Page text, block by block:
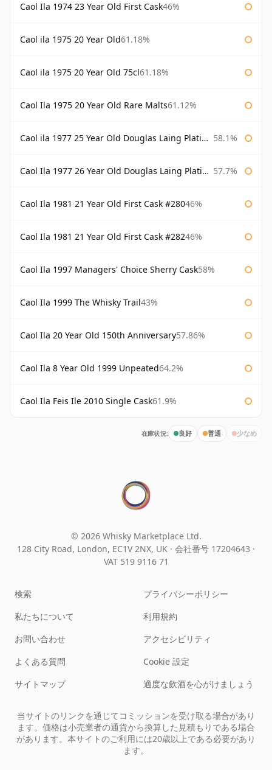
Caol Ila 1974 23 Year Old First Cask46%
Caol ila 1975 20 Year Old61.18%
Caol ila 1975 20 Year Old 75cl61.18%
Caol Ila 1975 20 Year Old Rare Malts61.12%
Caol ila 1977 25 Year Old Douglas Laing Platinum Selection 58.1%
Caol Ila 1977 26 Year Old Douglas Laing Platinum Selection 57.7%
Caol Ila 1981 21 Year Old First Cask #28046%
Caol Ila 1981 21 Year Old First Cask #28246%
Caol Ila 1997 Managers' Choice Sherry Cask58%
Caol Ila 1999 The Whisky Trail43%
Caol Ila 20 Year Old 150th Anniversary57.86%
Caol Ila 8 Year Old 1999 Unpeated64.2%
Caol Ila Feis Ile 2010 Single Cask61.9%
在庫状況: 良好 普通 少なめ
© 2026 Whisky Marketplace Ltd.
128 City Road, London, EC1V 2NX, UK · 会社番号 17204643 ·
VAT 519 9116 71
検索
私たちについて
お問い合わせ
よくある質問
サイトマップ
プライバシーポリシー
利用規約
アクセシビリティ
Cookie 設定
適度な飲酒を心がけましょう
当サイトのリンクを通じてコミッションを受け取る場合があり
ます。価格は小売業者の通貨から換算した見積もりである場合
があります。本サイトのご利用には20歳以上である必要があり
ます。